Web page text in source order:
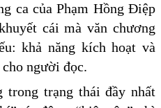
ca của Phạm Hồng Điệp
cái mà văn chương
khả năng kích hoạt và
người đọc.
trạng thái đầy nhất